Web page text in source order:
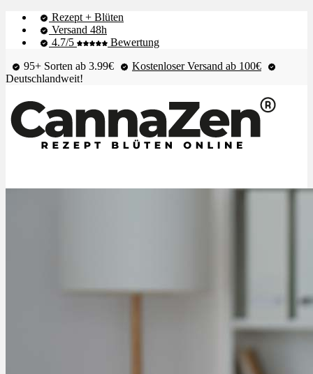
Rezept + Blüten
Versand 48h
4.7/5
Bewertung
95+ Sorten ab 3.99€
Kostenloser Versand ab 100€
Deutschlandweit!